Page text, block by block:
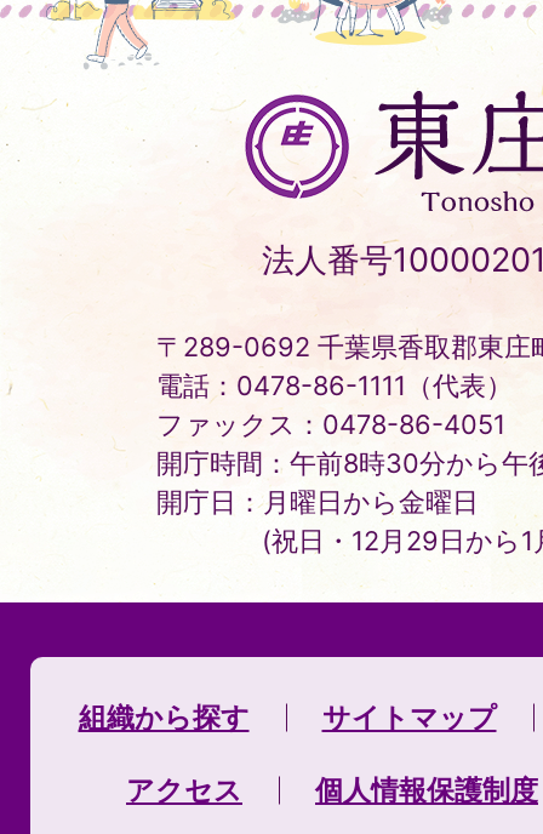
東
庄
町
Tonosho
Town
法人番号
〒289-0692 千葉県香取郡東庄
電話：0478-86-1111（代表）
ファックス：0478-86-4051
開庁時間：午前8時30分から午
開庁日：月曜日から金曜日
(祝日・12月29日から
組織から探す サイトマップ
アクセス 個人情報保護制度